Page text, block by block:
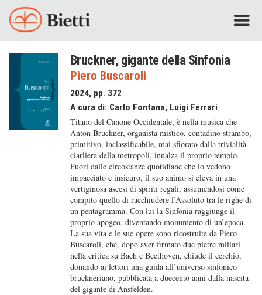
Bruckner, gigante della Sinfonia
Piero Buscaroli
2024, pp. 372
A cura di: Carlo Fontana, Luigi Ferrari
Titano del Canone Occidentale, è nella musica che
Anton Bruckner, organista mistico, contadino strambo,
primitivo, inclassificabile, mai sfiorato dalla trivialità
ciarliera della metropoli, innalza il proprio tempio.
Fuori dalle circostanze quotidiane che lo vedono
impacciato e insicuro, il suo animo si eleva in una
vertiginosa ascesi di spiriti regali, assumendosi come
compito quello di racchiudere l’Assoluto tra le righe di
un pentagramma. Con lui la Sinfonia raggiunge il
proprio apogeo, diventando monumento di un’epoca.
La sua vita e le sue opere sono ricostruite da Piero
Buscaroli, che, dopo aver firmato due pietre miliari
nella critica su Bach e Beethoven, chiude il cerchio,
donando ai lettori una guida all’universo sinfonico
bruckneriano, pubblicata a duecento anni dalla nascita
del gigante di Ansfelden.